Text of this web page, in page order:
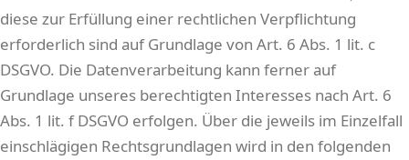
diese zur Erfüllung einer rechtlichen Verpflichtung
erforderlich sind auf Grundlage von Art. 6 Abs. 1 lit. c
DSGVO. Die Datenverarbeitung kann ferner auf
Grundlage unseres berechtigten Interesses nach Art. 6
Abs. 1 lit. f DSGVO erfolgen. Über die jeweils im Einzelfall
einschlägigen Rechtsgrundlagen wird in den folgenden